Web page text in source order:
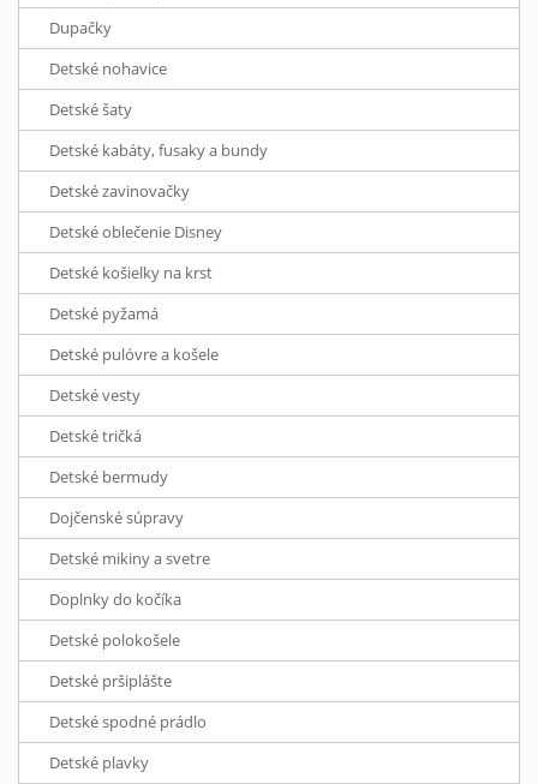
Dupačky
Detské nohavice
Detské šaty
Detské kabáty, fusaky a bundy
Detské zavinovačky
Detské oblečenie Disney
Detské košielky na krst
Detské pyžamá
Detské pulóvre a košele
Detské vesty
Detské tričká
Detské bermudy
Dojčenské súpravy
Detské mikiny a svetre
Doplnky do kočíka
Detské polokošele
Detské pršiplášte
Detské spodné prádlo
Detské plavky